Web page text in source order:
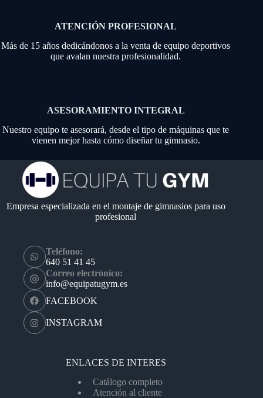
ATENCIÓN PROFESIONAL
Más de 15 años dedicándonos a la venta de equipo deportivos
que avalan nuestra profesionalidad.
ASESORAMIENTO INTEGRAL
Nuestro equipo te asesorará, desde el tipo de máquinas que te
vienen mejor hasta cómo diseñar tu gimnasio.
Empresa especializada en el montaje de gimnasios para uso
profesional
Teléfono:
640 51 41 45
Correo electrónico:
info@equipatugym.es
FACEBOOK
INSTAGRAM
ENLACES DE INTERES
Catálogo completo
Atención al cliente